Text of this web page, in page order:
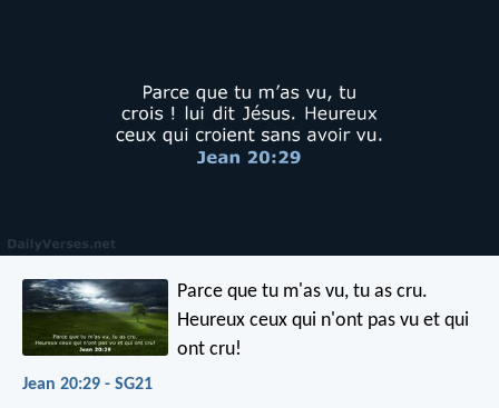
Parce que tu m'as vu, tu as cru.
Heureux ceux qui n'ont pas vu et qui
ont cru!
Jean 20:29 - SG21